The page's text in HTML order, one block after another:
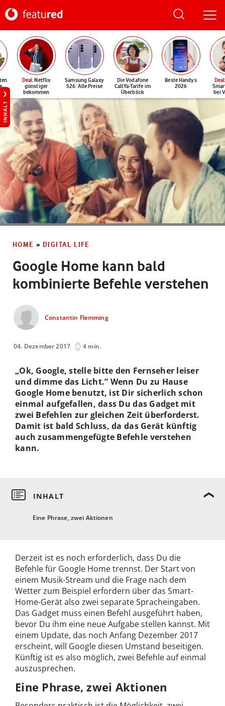
Deal: Netflix
günstiger
bekommen
Samsung Galaxy
S26: Alle Preise
Die Vodafone
CallYa-Tarife im
Überblick
Beste Handys
2026
Deal
bei
INHALT
HOME » DIGITAL LIFE
Google Home kann bald
kombinierte Befehle verstehen
Constantin Flemming
04. Dezember 2017 4 min.
Eine Phrase, zwei Aktionen
„Ok, Google, stelle bitte den Fernseher leiser
und dimme das Licht.” Wenn Du zu Hause
Google Home benutzt, ist Dir sicherlich schon
einmal aufgefallen, dass Du das Gadget mit
zwei Befehlen zur gleichen Zeit überforderst.
Damit ist bald Schluss, da das Gerät künftig
auch zusammengefügte Befehle verstehen
kann.
Derzeit ist es noch erforderlich, dass Du die
Befehle für Google Home trennst. Der Start von
einem Musik-Stream und die Frage nach dem
Wetter zum Beispiel erfordern über das Smart-
Home-Gerät also zwei separate Spracheingaben.
Das Gadget muss einen Befehl ausgeführt haben,
bevor Du ihm eine neue Aufgabe stellen kannst. Mit
einem Update, das noch Anfang Dezember 2017
erscheint, will Google diesen Umstand beseitigen.
Künftig ist es also möglich, zwei Befehle auf einmal
auszusprechen.
Eine Phrase, zwei Aktionen